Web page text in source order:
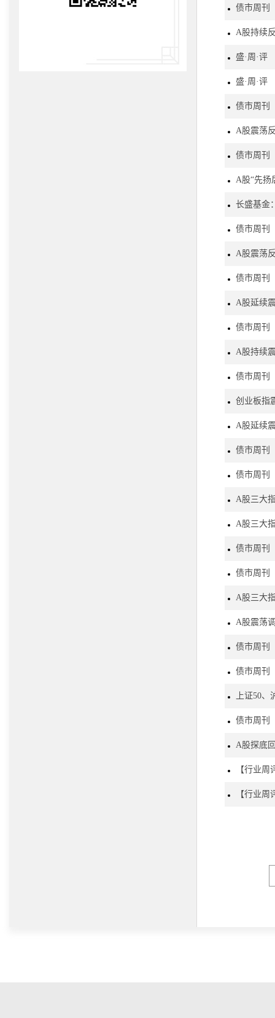
债市周刊
A股持续
盛·周·评
盛·周·评
债市周刊
A股震荡
债市周刊
A股“先扬
长盛基金
债市周刊
A股震荡
债市周刊
A股延续
债市周刊
A股持续
债市周刊
创业板指
A股延续
债市周刊
债市周刊
A股三大
A股三大
债市周刊
债市周刊
A股三大
A股震荡
债市周刊
债市周刊
上证50
债市周刊
A股探底
【行业
【行业